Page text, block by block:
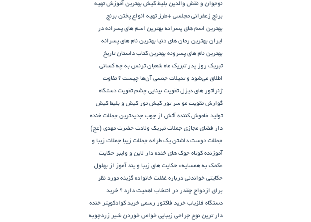
نوجوان و نقش والدین بلیط کیش بهترین آموزش تهیه
برنج زعفرانی مجلسی +طرز تهیه انواع پختن برنج
بهترین اسم های پسرانه بهترین اسم های پسرانه در
ایران بهترین رمان های دنیا بهترین نام های پسرانه
بهترین نام های پسرونه بهترین کتاب داستان تاریخ
تبریک روز پدر تبریک ماه شعبان ترنس به چه کسانی
اطلاق می‌شود و تمیلات جنسی آن‌ها چیست ؟ تفاوت
ژنراتور های دیزل تقویت بینایی چشم تقویت دستگاه
گوارش تقویت مو سر تور کیش تور کیش و بلیط کیش
تولید خاموش کننده آتش از چوب جدیدترین جملات خنده
دار فضای مجازی جملات تبریک ولادت حضرت مهدی (عج)
جملات دوست داشتن یک طرفه جملات زیبا جملات زیبا و
آموزنده کوتاه جوک های خنده دار لاین و وایبر حکایت
«کمک به همسایه» حکایت های زیبا و پند آموز از بهلول
حکایتی خواندنی درباره غفلت خانواده گزینه مورد نظر
برای ازدواج چقدر در انتخاب اهمیت دارد ؟ خرید
دستگاه فلزیاب خرید فاکتور رسمی خرید کوادکوپتر خنده
دار ترین نوع جراحی زیبایی خواص خوردن شیر زردچوبه